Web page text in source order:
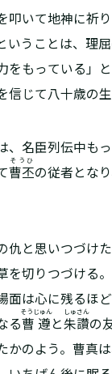
叩いて地神に祈
いうことは、理
をもっている」
信じて八十歳の生
、名臣列伝中も
曹丕
そうひ
の従者とな
仇と思いつづけ
を切りつづける
面は心に残るほ
る曹遵
そうじゅん
と朱讚
しゅさん
の
かのよう。曹真